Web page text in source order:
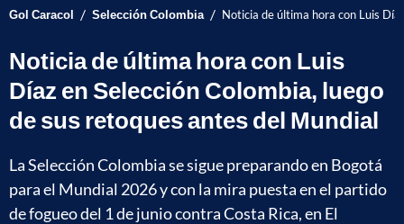
Gol Caracol / Selección Colombia / Noticia de última hora con Luis
Noticia de última hora con Luis
Díaz en Selección Colombia, luego
de sus retoques antes del Mundial
La Selección Colombia se sigue preparando en Bogotá
para el Mundial 2026 y con la mira puesta en el partido
de fogueo del 1 de junio contra Costa Rica, en El